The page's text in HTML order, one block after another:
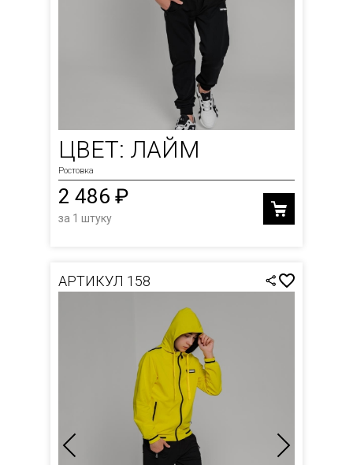
ЦВЕТ: ЛАЙМ
Ростовка
2 486 ₽
за 1 штуку
АРТИКУЛ 158